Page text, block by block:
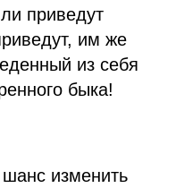
приведут
им же
из себя
быка!
изменить